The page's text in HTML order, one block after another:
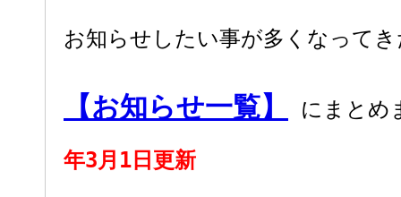
お知らせしたい事が多くなって
【お知らせ一覧】 にまと
年3月1日更新